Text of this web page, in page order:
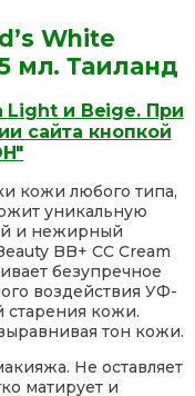
White
мл. Таиланд
Light и Beige. При
сайта кнопкой
кожи любого типа,
уникальную
и нежирный
BB+ СС Cream
безупречное
воздействия УФ-
старения кожи.
тон кожи.
Не оставляет
матирует и